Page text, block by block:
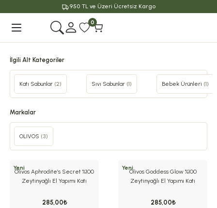
950 TL ve Üzeri Ücretsiz Kargo
Geri Dön
0
İlgili Alt Kategoriler
Katı Sabunlar (2) Sıvı Sabunlar (1) Bebek Ürünleri (1)
Markalar
OLIVOS (3)
Yeni
Olivos Aphrodite’s Secret %100
Zeytinyağlı El Yapımı Katı
285,00₺
Yeni
Olivos Goddess Glow %100
Zeytinyağlı El Yapımı Katı
285,00₺